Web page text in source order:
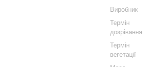
Виробник
Термін
дозрівання
Термін
вегетації